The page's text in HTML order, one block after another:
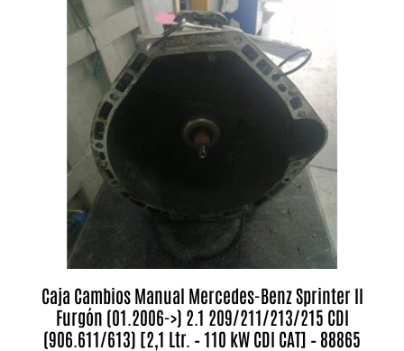
Caja Cambios Manual Mercedes-Benz Sprinter II
Furgón (01.2006->) 2.1 209/211/213/215 CDI
(906.611/613) [2,1 Ltr. – 110 kW CDI CAT] – 88865